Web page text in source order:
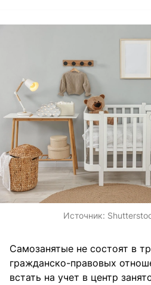
Источник:
Самозанятые не состоят в
гражданско-правовых
встать на учет в центр